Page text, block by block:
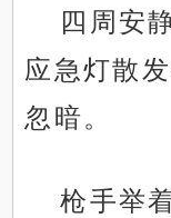
四周安
应急灯散
忽暗。
枪手举